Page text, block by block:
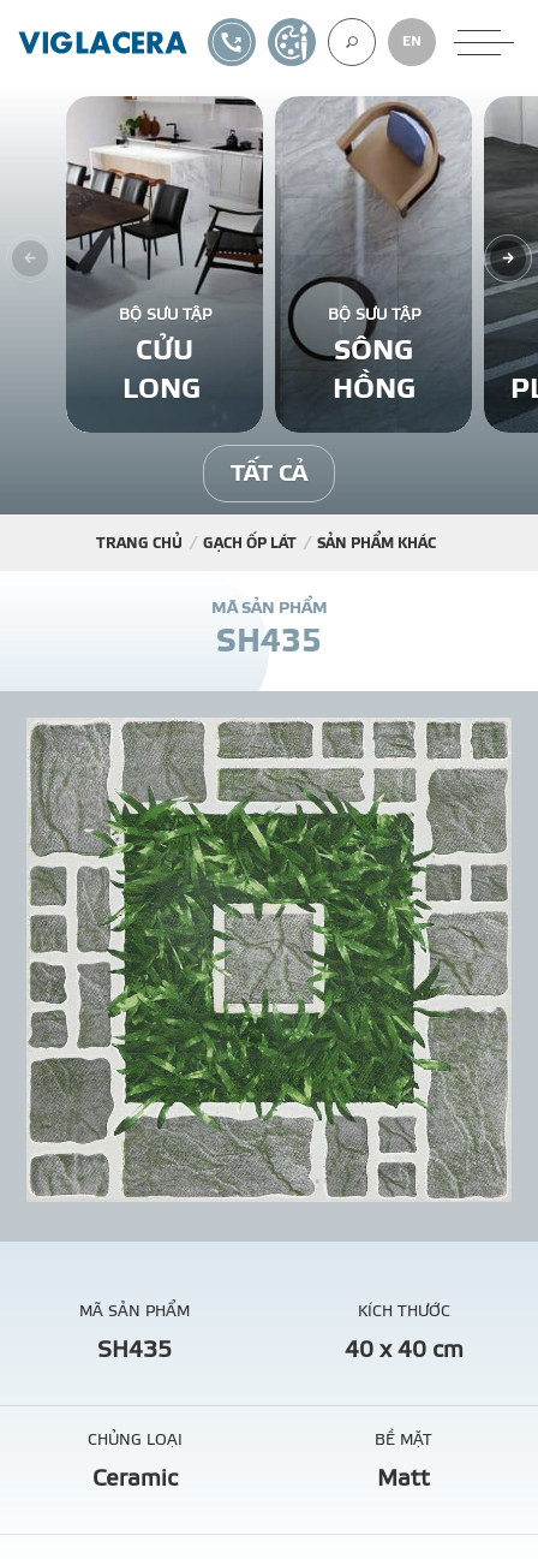
VỀ CHÚNG
GẠCH ỐP LÁT
BÊ TÔNG KHÍ
NGÓI LỢP
THƯ
TIN SỰ KIỆN
TIN CHUYÊN MÔN
LIÊN HỆ - TƯ
EN
1900561582TỰ THIẾT KẾ
BỘ SƯU TẬP
CỬU
LONG
BỘ SƯU TẬP
SÔNG
HỒNG
TẤT CẢ
TRANG CHỦ GẠCH ỐP LÁT SẢN PHẨM KHÁC
MÃ SẢN PHẨM
SH435
MÃ SẢN PHẨM
SH435
KÍCH THƯỚC
40 x 40 cm
CHỦNG LOẠI
Ceramic
BỀ MẶT
Matt